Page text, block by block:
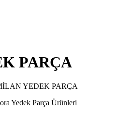
PARÇA
YEDEK PARÇA
Yedek Parça Ürünleri